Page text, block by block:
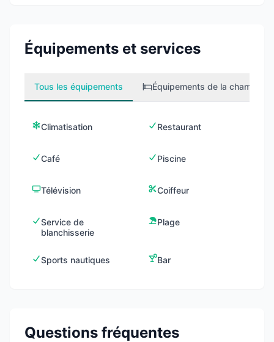
Équipements et services
Tous les équipements Équipements de la chambre
Climatisation Restaurant
Café Piscine
Télévision Coiffeur
Service de
blanchisserie
Plage
Sports nautiques Bar
Questions fréquentes